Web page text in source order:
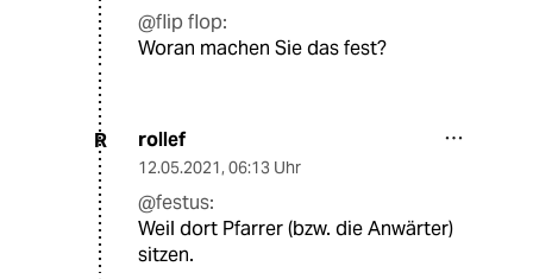
@flip flop:
Woran machen Sie das fest?
R rollef
12.05.2021, 06:13 Uhr
@festus:
Weil dort Pfarrer (bzw. die Anwärter)
sitzen.